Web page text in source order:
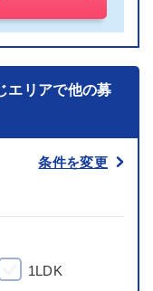
エリアで他の募
条件を変更
1LDK